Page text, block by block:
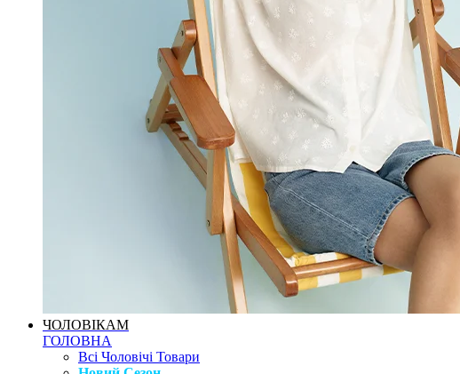
ЧОЛОВІКАМ
ГОЛОВНА
Всі Чоловічі Товари